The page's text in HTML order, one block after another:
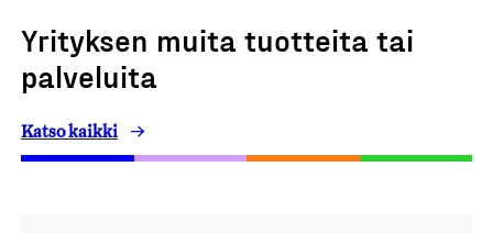
Yrityksen muita tuotteita tai
palveluita
Katso kaikki